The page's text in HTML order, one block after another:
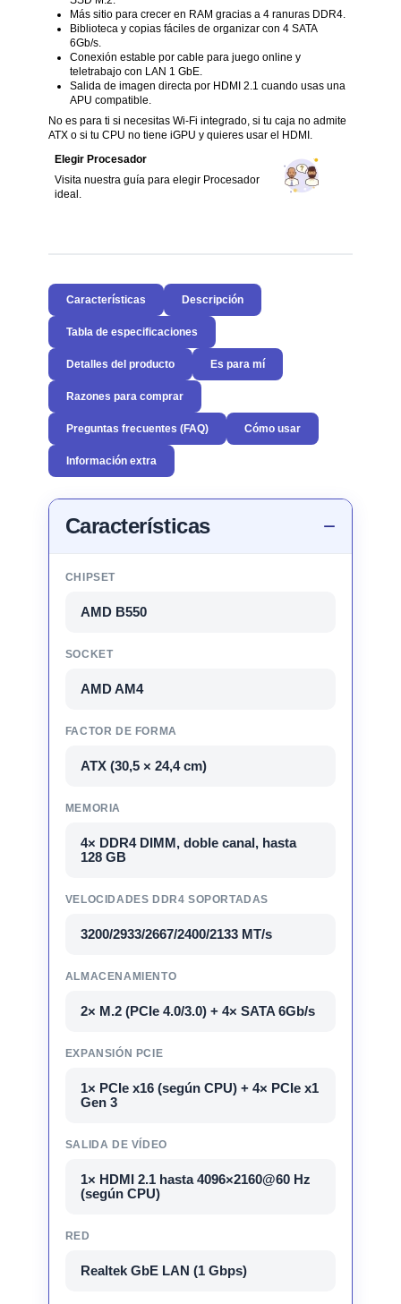
Más sitio para crecer en RAM gracias a 4 ranuras DDR4.
Biblioteca y copias fáciles de organizar con 4 SATA
6Gb/s.
Conexión estable por cable para juego online y
teletrabajo con LAN 1 GbE.
Salida de imagen directa por HDMI 2.1 cuando usas una
APU compatible.
No es para ti si necesitas Wi-Fi integrado, si tu caja no admite
ATX o si tu CPU no tiene iGPU y quieres usar el HDMI.
Elegir Procesador
Visita nuestra guía para elegir Procesador
ideal.
Características Descripción
Tabla de especificaciones
Detalles del producto Es para mí
Razones para comprar
Preguntas frecuentes (FAQ) Cómo usar
Información extra
Características
CHIPSET
AMD B550
SOCKET
AMD AM4
FACTOR DE FORMA
ATX (30,5 × 24,4 cm)
MEMORIA
4× DDR4 DIMM, doble canal, hasta
128 GB
VELOCIDADES DDR4 SOPORTADAS
3200/2933/2667/2400/2133 MT/s
ALMACENAMIENTO
2× M.2 (PCIe 4.0/3.0) + 4× SATA 6Gb/s
EXPANSIÓN PCIE
1× PCIe x16 (según CPU) + 4× PCIe x1
Gen 3
SALIDA DE VÍDEO
1× HDMI 2.1 hasta 4096×2160@60 Hz
(según CPU)
RED
Realtek GbE LAN (1 Gbps)